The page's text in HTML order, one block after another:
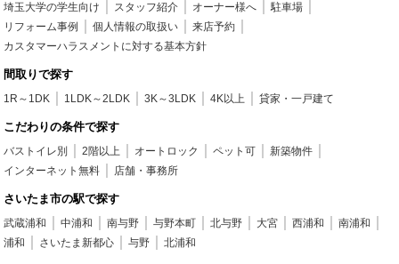
埼玉大学の学生向け
スタッフ紹介 オーナー様へ
駐車場
リフォーム事例
個人情報の取扱い
来店予約
カスタマーハラスメントに対する基本方針
間取りで探す
1R～1DK 1LDK～2LDK 3K～3LDK 4K以上 貸家・一戸建て
こだわりの条件で探す
バストイレ別 2階以上 オートロック ペット可
新築物件
インターネット無料
店舗・事務所
さいたま市の駅で探す
武蔵浦和 中浦和 南与野 与野本町 北与野 大宮 西浦和
南浦和
浦和
さいたま新都心 与野 北浦和